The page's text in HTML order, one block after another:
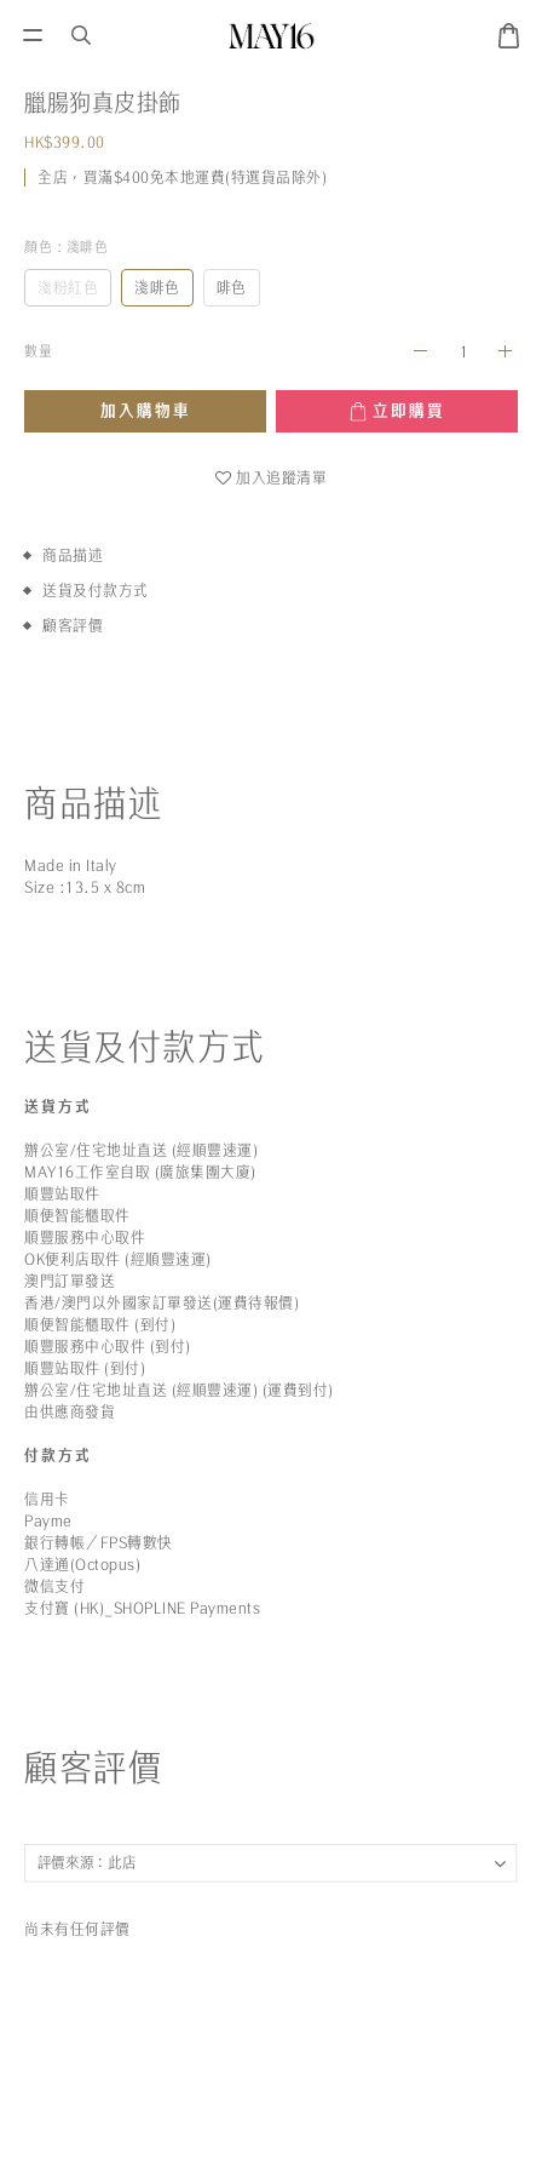
臘腸狗真皮掛飾
HK$399.00
全店，買滿$400免本地運費(特選貨品除外)
顏色 : 淺啡色
淺粉紅色 淺啡色 啡色
數量
加入購物車 立即購買
加入追蹤清單
商品描述
送貨及付款方式
顧客評價
商品描述
Made in Italy
Size :13.5 x 8cm
送貨及付款方式
送貨方式
辦公室/住宅地址直送 (經順豐速運)
MAY16工作室自取 (廣旅集團大廈)
順豐站取件
順便智能櫃取件
順豐服務中心取件
OK便利店取件 (經順豐速運)
澳門訂單發送
香港/澳門以外國家訂單發送(運費待報價)
順便智能櫃取件 (到付)
順豐服務中心取件 (到付)
順豐站取件 (到付)
辦公室/住宅地址直送 (經順豐速運) (運費到付)
由供應商發貨
付款方式
信用卡
Payme
銀行轉帳／FPS轉數快
八達通(Octopus)
微信支付
支付寶 (HK)_SHOPLINE Payments
顧客評價
尚未有任何評價